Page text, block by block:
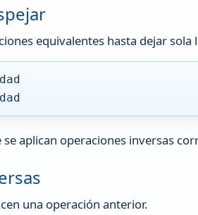
equivalentes hasta dejar sola
aplican operaciones inversas
una operación anterior.